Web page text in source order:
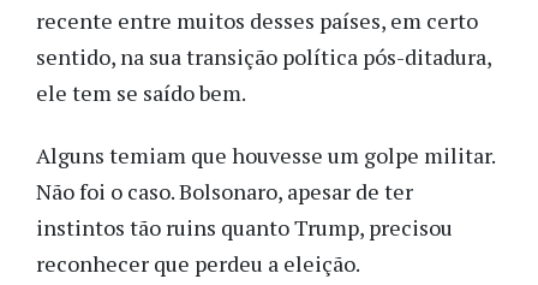
recente entre muitos desses países, em certo
sentido, na sua transição política pós-ditadura,
ele tem se saído bem.
Alguns temiam que houvesse um golpe militar.
Não foi o caso. Bolsonaro, apesar de ter
instintos tão ruins quanto Trump, precisou
reconhecer que perdeu a eleição.